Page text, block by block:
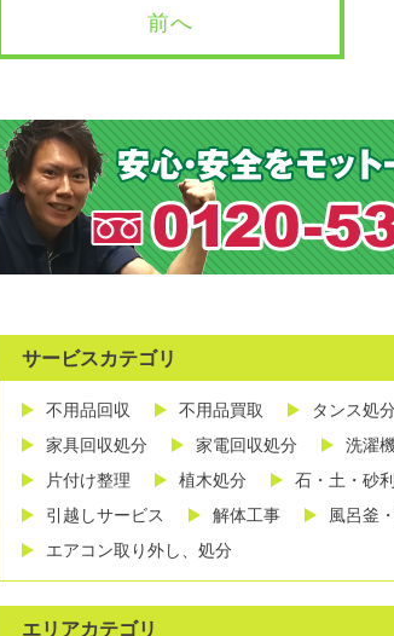
前へ
サービスカテゴリ
不用品回収 不用品買取 タンス処
家具回収処分
家電回収処分 洗濯
片付け整理
植木処分 石・土・砂
引越しサービス
解体工事 風呂釜
エアコン取り外し、処分
エリアカテゴリ